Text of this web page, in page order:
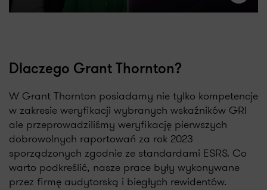
Dlaczego Grant Thornton?
W Grant Thornton posiadamy nie tylko kompetencje
w zakresie weryfikacji wybranych wskaźników GRI
ale przeprowadziliśmy weryfikację pierwszych
dobrowolnych raportowań za rok 2023
sporządzonych zgodnie ze standardami ESRS. Co
warto podkreślić, nasze prace były wykonywane
przez firmę audytorską i biegłych rewidentów.